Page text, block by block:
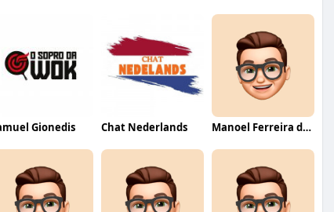
Gionedis Chat Nederlands Manoel Ferreira dos Santos junior